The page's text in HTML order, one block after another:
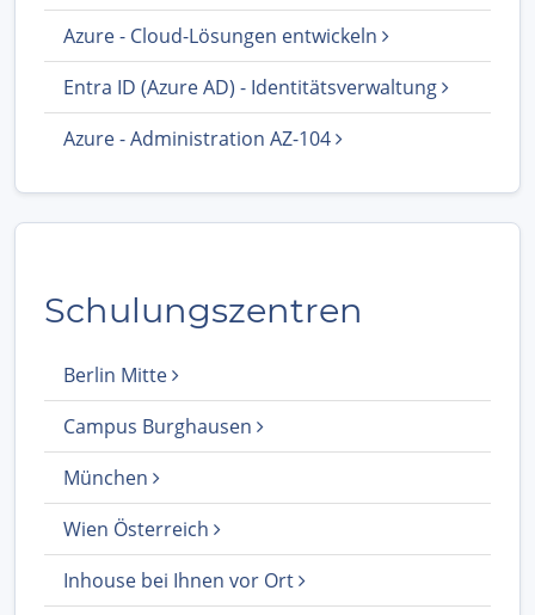
Azure - Cloud-Lösungen entwickeln
Entra ID (Azure AD) - Identitätsverwaltung
Azure - Administration AZ-104
Schulungszentren
Berlin Mitte
Campus Burghausen
München
Wien Österreich
Inhouse bei Ihnen vor Ort